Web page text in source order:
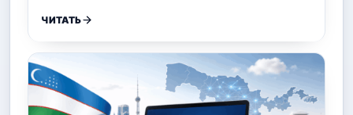
ЧИТАТЬ